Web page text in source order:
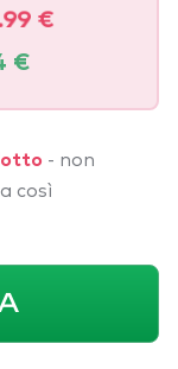
€
€
- non
così